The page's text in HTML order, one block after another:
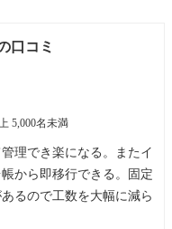
口コミ
5,000名未満
理でき楽になる。またイ
から即移行できる。固定
るので工数を大幅に減ら